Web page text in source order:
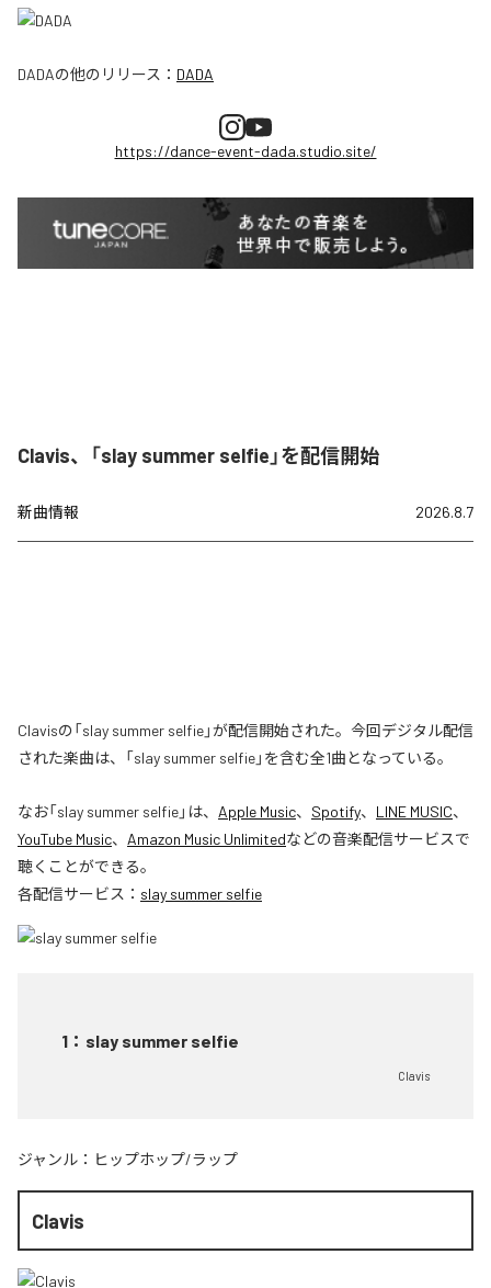
DADAの他のリリース： DADA
https://dance-event-dada.studio.site/
Clavis、「slay summer selfie」を配信開始
新曲情報 2026.8.7
Clavisの「slay summer selfie」が配信開始された。今回デジタル配信
された楽曲は、「slay summer selfie」を含む全1曲となっている。
なお「slay summer selfie」は、 Apple Music、 Spotify、 LINE MUSIC、
YouTube Music、 Amazon Music Unlimitedなどの音楽配信サービスで
聴くことができる。
各配信サービス： slay summer selfie
1 ： slay summer selfie
Clavis
ジャンル： ヒップホップ/ラップ
Clavis